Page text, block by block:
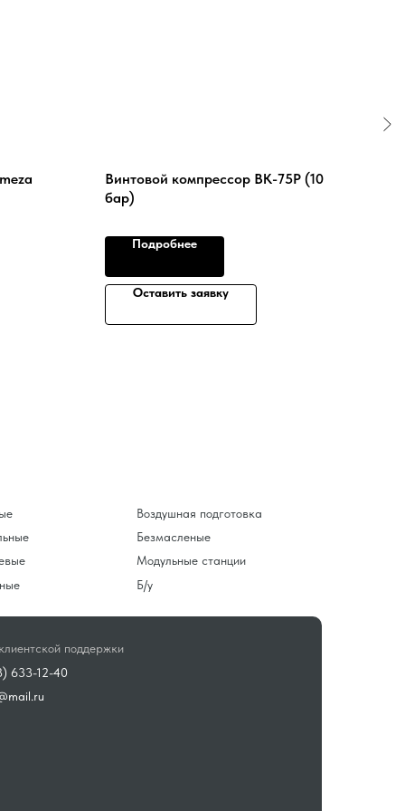
Винтовой компрессор ВК-75Р (10
бар)
Подробнее
Оставить заявку
Воздушная подготовка
Безмасленые
Модульные станции
Б/у
поддержки
633-12-40